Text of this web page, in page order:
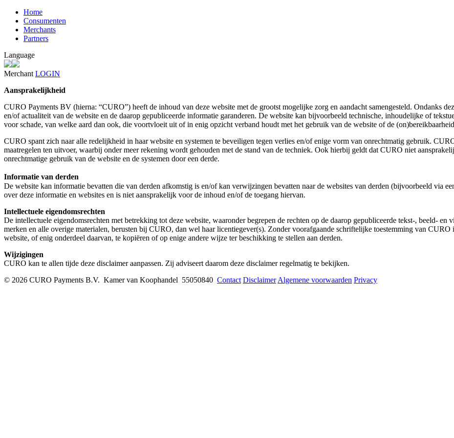
Home
Consumenten
Merchants
Partners
Language
Merchant LOGIN
Aansprakelijkheid
CURO Payments BV (hierna: “CURO”) heeft de inhoud van deze website met de grootst mogelijke zorg en aandacht samengesteld. Ondanks
en/of actualiteit van de website en de daarop gepubliceerde informatie garanderen. De website kan bijvoorbeeld technische, inhoudelijke of
voor schade, van welke aard dan ook, die voortvloeit uit of in enig opzicht verband houdt met het gebruik van de website of de
CURO spant zich naar alle redelijkheid in haar website en systemen te beveiligen tegen verlies en/of enige vorm van onrechtmatig gebruik.
maatregelen ten uitvoer, waarbij onder meer rekening wordt gehouden met de stand van de techniek. Ook hierbij geldt dat CURO niet
onrechtmatige gebruik van de website en de systemen door een derde.
Informatie van derden
De website kan informatie bevatten die van derden afkomstig is en/of kan verwijzingen bevatten naar de websites van derden (bijvoorbeeld via
over deze informatie en websites en is niet aansprakelijk voor de inhoud en/of de toegang hiervan.
Intellectuele eigendomsrechten
De intellectuele eigendomsrechten met betrekking tot deze website, waaronder begrepen de rechten op de daarop gepubliceerde tekst-, beeld- en
merken en alle overige materialen, berusten bij CURO, dan wel haar licentiegever(s). Zonder voorafgaande schriftelijke toestemming van CURO
website, of enig onderdeel daarvan, te kopiëren of op enige andere wijze ter beschikking te stellen aan derden.
Wijzigingen
CURO kan te allen tijde deze disclaimer aanpassen. Zij adviseert daarom deze disclaimer regelmatig te bekijken.
© 2026 CURO Payments B.V. Kamer van Koophandel 55050840 Contact Disclaimer Algemene voorwaarden Privacy